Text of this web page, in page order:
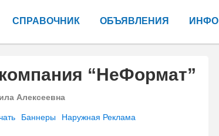
СПРАВОЧНИК ОБЪЯВЛЕНИЯ ИНФО
“НеФормат”
Алексеевна
Баннеры Наружная Реклама